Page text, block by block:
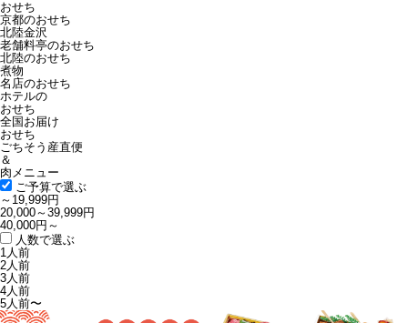
おせち
京都のおせち
北陸金沢
老舗料亭のおせち
北陸のおせち
煮物
名店のおせち
ホテルの
おせち
全国お届け
おせち
ごちそう産直便
＆
肉メニュー
ご予算で選ぶ
～19,999円
20,000～39,999円
40,000円～
人数で選ぶ
1人前
2人前
3人前
4人前
5人前〜